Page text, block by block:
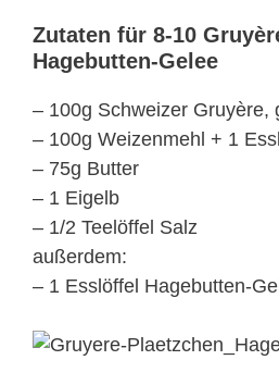
Zutaten für 8-10
Hagebutten-Gelee
– 100g Schweizer Gruyère,
– 100g Weizenmehl + 1
– 75g Butter
– 1 Eigelb
– 1/2 Teelöffel Salz
außerdem:
– 1 Esslöffel Hagebutten-